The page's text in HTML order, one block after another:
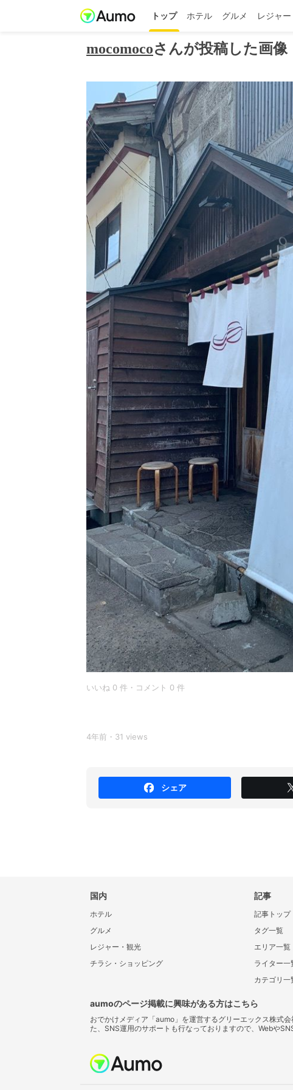
トップ ホテル グルメ レジャ
mocomocoさんが投稿した画像
いいね 0 件・コメント 0 件
4年前・31 views
シェア
国内
ホテル
グルメ
レジャー・観光
チラシ・ショッピング
記事
記事トップ
タグ一覧
エリア一覧
ライター一
カテゴリ一
aumoのページ掲載に興味がある方はこちら
おでかけメディア「aumo」を運営するグリーエックス株式
た、SNS運用のサポートも行なっておりますので、Webや